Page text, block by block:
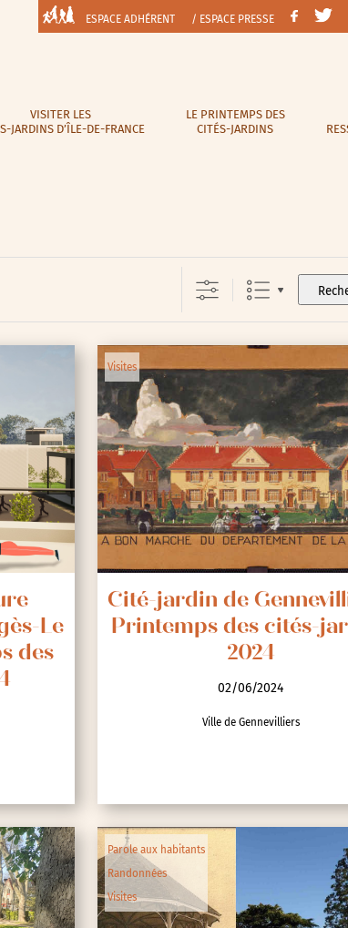
ESPACE ADHÉRENT / ESPACE PRESSE
VISITER LES
JARDINS D’ÎLE-DE-FRANCE
LE PRINTEMPS DES
CITÉS-JARDINS
Le
des
Visites
Cité-jardin de
Printemps des cités-
2024
02/06/2024
Ville de Gennevilliers
Parole aux habitants
Randonnées
Visites